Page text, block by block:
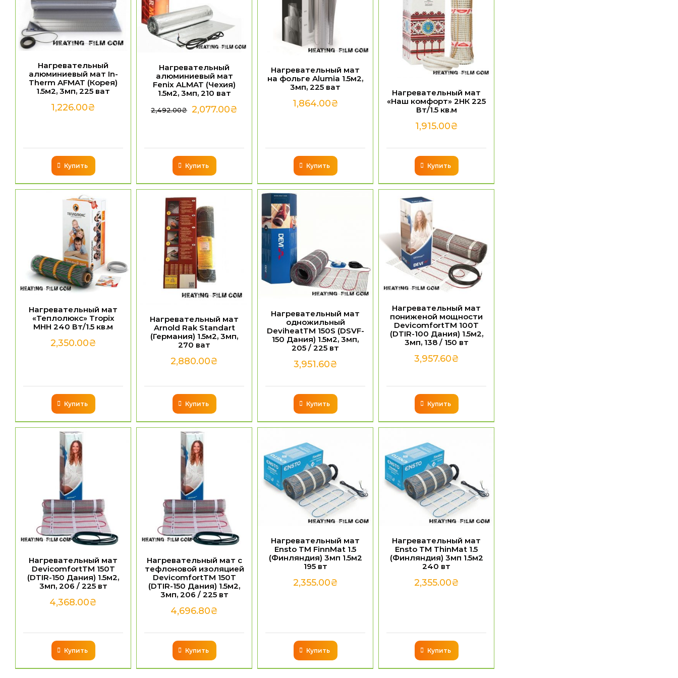
Нагревательный
алюминиевый мат In-
Therm AFMAT (Корея)
1.5м2, 3мп, 225 ват
1,226.00₴
Купить
Нагревательный
алюминиевый мат
Fenix ALMAT (Чехия)
1.5м2, 3мп, 210 ват
2,492.00₴ 2,077.00₴
Купить
Нагревательный мат
на фольге Alumia 1.5м2,
3мп, 225 ват
1,864.00₴
Купить
Нагревательный мат
«Наш комфорт» 2НК 225
Вт/1.5 кв.м
1,915.00₴
Купить
Нагревательный мат
«Теплолюкс» Tropix
МНН 240 Вт/1.5 кв.м
2,350.00₴
Купить
Нагревательный мат
Arnold Rak Standart
(Германия) 1.5м2, 3мп,
270 ват
2,880.00₴
Купить
Нагревательный мат
одножильный
DeviheatTM 150S (DSVF-
150 Дания) 1.5м2, 3мп,
205 / 225 вт
3,951.60₴
Купить
Нагревательный мат
пониженой мощности
DevicomfortTM 100T
(DTIR-100 Дания) 1.5м2,
3мп, 138 / 150 вт
3,957.60₴
Купить
Нагревательный мат
DevicomfortTM 150T
(DTIR-150 Дания) 1.5м2,
3мп, 206 / 225 вт
4,368.00₴
Купить
Нагревательный мат с
тефлоновой изоляцией
DevicomfortTM 150T
(DTIR-150 Дания) 1.5м2,
3мп, 206 / 225 вт
4,696.80₴
Купить
Нагревательный мат
Ensto TM FinnMat 1.5
(Финляндия) 3мп 1.5м2
195 вт
2,355.00₴
Купить
Нагревательный мат
Ensto TM ThinMat 1.5
(Финляндия) 3мп 1.5м2
240 вт
2,355.00₴
Купить